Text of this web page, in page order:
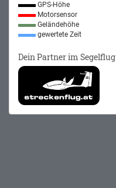
GPS-Höhe
Motorsensor
Geländehöhe
gewertete Zeit
Dein Partner im Segelflug